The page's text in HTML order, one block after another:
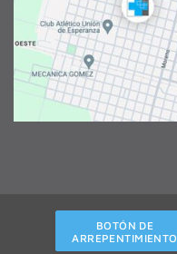
BOTÓN DE
ARREPENTIMIENTO